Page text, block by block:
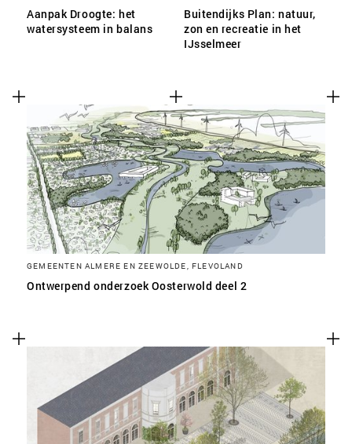
Aanpak Droogte: het
watersysteem in balans
Buitendijks Plan: natuur,
zon en recreatie in het
IJsselmeer
GEMEENTEN ALMERE EN ZEEWOLDE, FLEVOLAND
Ontwerpend onderzoek Oosterwold deel 2